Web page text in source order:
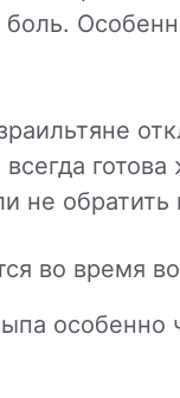
не обратить
во время
особенно